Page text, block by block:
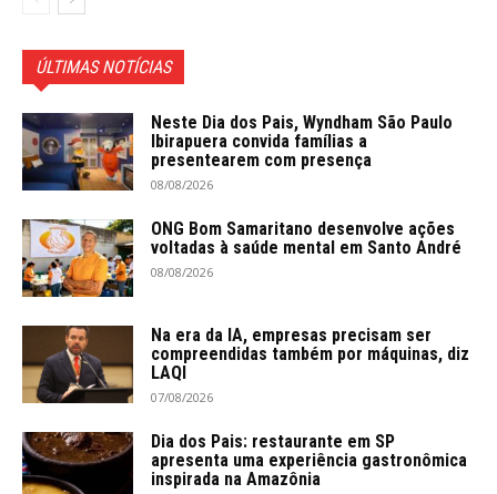
ÚLTIMAS NOTÍCIAS
Neste Dia dos Pais, Wyndham São Paulo
Ibirapuera convida famílias a
presentearem com presença
08/08/2026
ONG Bom Samaritano desenvolve ações
voltadas à saúde mental em Santo André
08/08/2026
Na era da IA, empresas precisam ser
compreendidas também por máquinas, diz
LAQI
07/08/2026
Dia dos Pais: restaurante em SP
apresenta uma experiência gastronômica
inspirada na Amazônia